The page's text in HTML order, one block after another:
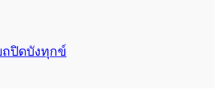
ถปิดบังทุกข์